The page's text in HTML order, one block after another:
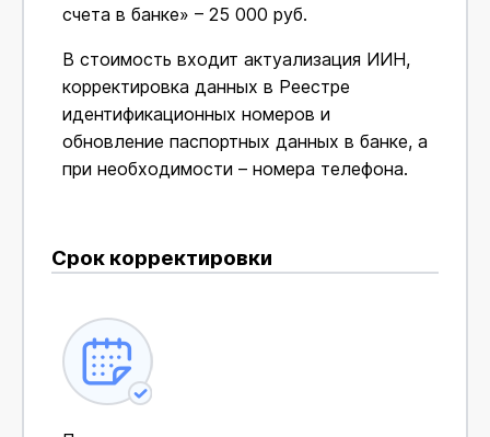
счета в банке» – 25 000 руб.
В стоимость входит актуализация ИИН,
корректировка данных в Реестре
идентификационных номеров и
обновление паспортных данных в банке, а
при необходимости – номера телефона.
Срок корректировки